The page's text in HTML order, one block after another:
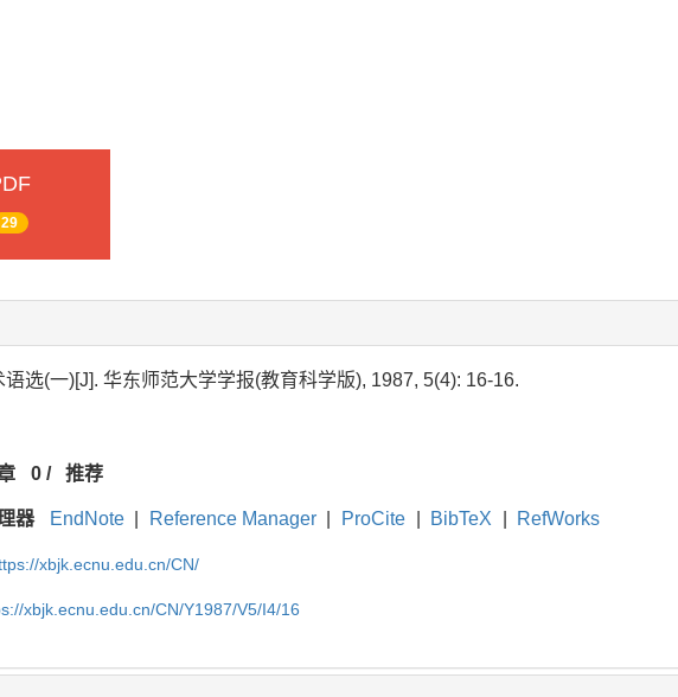
29
语选(一)[J]. 华东师范大学学报(教育科学版), 1987, 5(4): 16-16.
0/ 推荐
器 EndNote Reference Manager ProCite BibTeX RefWorks
xbjk.ecnu.edu.cn/CN/
xbjk.ecnu.edu.cn/CN/Y1987/V5/I4/16